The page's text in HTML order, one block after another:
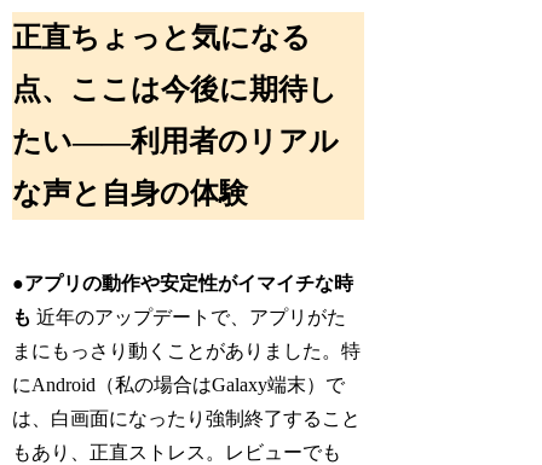
正直ちょっと気になる
点、ここは今後に期待し
たい――利用者のリアル
な声と自身の体験
●アプリの動作や安定性がイマイチな時
も 近年のアップデートで、アプリがた
まにもっさり動くことがありました。特
にAndroid（私の場合はGalaxy端末）で
は、白画面になったり強制終了すること
もあり、正直ストレス。レビューでも